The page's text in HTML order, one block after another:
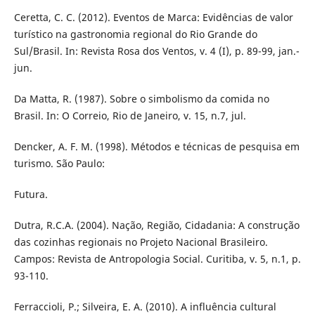
Ceretta, C. C. (2012). Eventos de Marca: Evidências de valor
turístico na gastronomia regional do Rio Grande do
Sul/Brasil. In: Revista Rosa dos Ventos, v. 4 (I), p. 89-99, jan.-
jun.
Da Matta, R. (1987). Sobre o simbolismo da comida no
Brasil. In: O Correio, Rio de Janeiro, v. 15, n.7, jul.
Dencker, A. F. M. (1998). Métodos e técnicas de pesquisa em
turismo. São Paulo:
Futura.
Dutra, R.C.A. (2004). Nação, Região, Cidadania: A construção
das cozinhas regionais no Projeto Nacional Brasileiro.
Campos: Revista de Antropologia Social. Curitiba, v. 5, n.1, p.
93-110.
Ferraccioli, P.; Silveira, E. A. (2010). A influência cultural